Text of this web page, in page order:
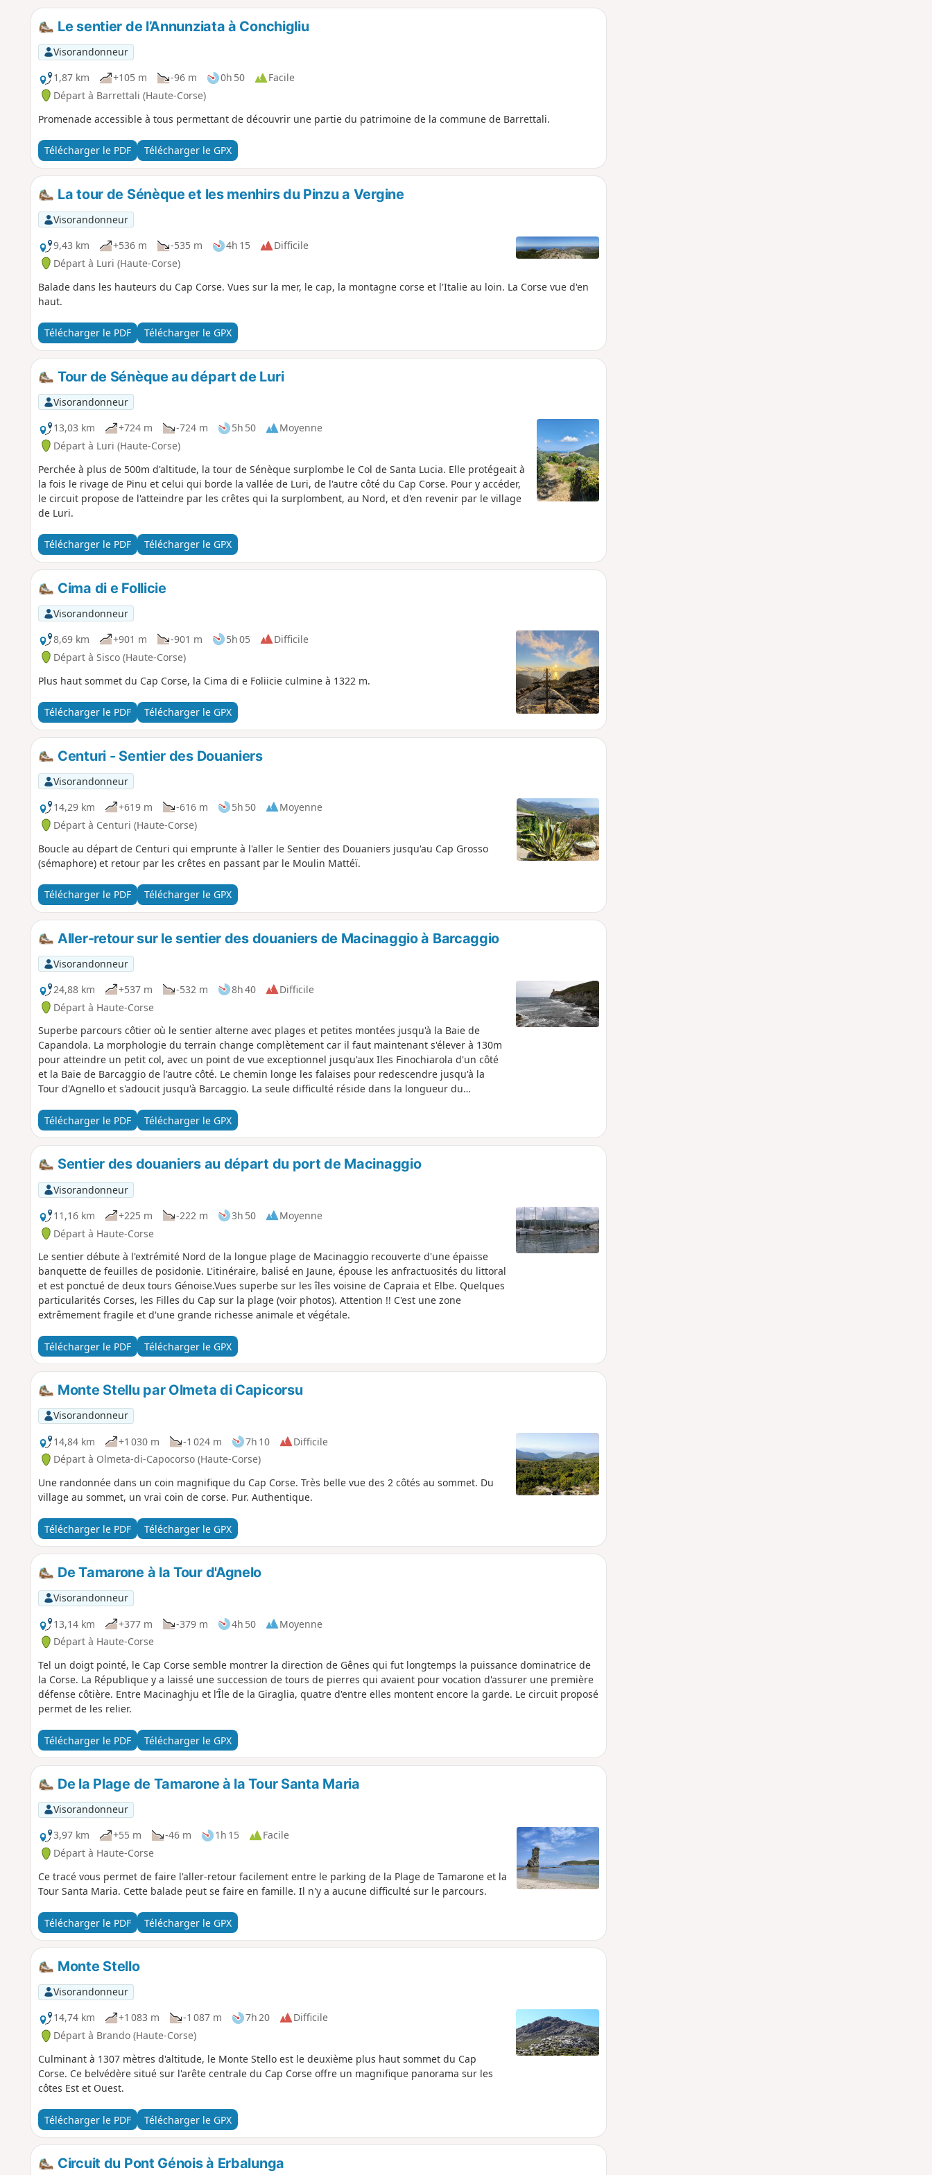
Le sentier de l’Annunziata à Conchigliu
Visorandonneur
1,87 km
+105 m -96 m 0h 50
Facile
Départ à Barrettali (Haute-Corse)
Promenade accessible à tous permettant de découvrir une partie du patrimoine de la commune de Barrettali.
Télécharger le PDF Télécharger le GPX
La tour de Sénèque et les menhirs du Pinzu a Vergine
Visorandonneur
9,43 km
+536 m -535 m 4h 15
Difficile
Départ à Luri (Haute-Corse)
Balade dans les hauteurs du Cap Corse. Vues sur la mer, le cap, la montagne corse et l'Italie au loin. La Corse vue d'en
haut.
Télécharger le PDF Télécharger le GPX
Tour de Sénèque au départ de Luri
Visorandonneur
13,03 km
+724 m -724 m 5h 50
Moyenne
Départ à Luri (Haute-Corse)
Perchée à plus de 500m d'altitude, la tour de Sénèque surplombe le Col de Santa Lucia. Elle protégeait à
la fois le rivage de Pinu et celui qui borde la vallée de Luri, de l'autre côté du Cap Corse. Pour y accéder,
le circuit propose de l'atteindre par les crêtes qui la surplombent, au Nord, et d'en revenir par le village
de Luri.
Télécharger le PDF Télécharger le GPX
Cima di e Follicie
Visorandonneur
8,69 km
+901 m -901 m 5h 05
Difficile
Départ à Sisco (Haute-Corse)
Plus haut sommet du Cap Corse, la Cima di e Foliicie culmine à 1322 m.
Télécharger le PDF Télécharger le GPX
Centuri - Sentier des Douaniers
Visorandonneur
14,29 km
+619 m -616 m 5h 50
Moyenne
Départ à Centuri (Haute-Corse)
Boucle au départ de Centuri qui emprunte à l'aller le Sentier des Douaniers jusqu'au Cap Grosso
(sémaphore) et retour par les crêtes en passant par le Moulin Mattéï.
Télécharger le PDF Télécharger le GPX
Aller-retour sur le sentier des douaniers de Macinaggio à Barcaggio
Visorandonneur
24,88 km
+537 m -532 m 8h 40
Difficile
Départ à Haute-Corse
Superbe parcours côtier où le sentier alterne avec plages et petites montées jusqu'à la Baie de
Capandola. La morphologie du terrain change complètement car il faut maintenant s'élever à 130m
pour atteindre un petit col, avec un point de vue exceptionnel jusqu'aux Iles Finochiarola d'un côté
et la Baie de Barcaggio de l'autre côté. Le chemin longe les falaises pour redescendre jusqu'à la
Tour d'Agnello et s'adoucit jusqu'à Barcaggio. La seule difficulté réside dans la longueur du
Télécharger le PDF
Télécharger le GPX
Sentier des douaniers au départ du port de Macinaggio
Visorandonneur
11,16 km
+225 m -222 m 3h 50
Moyenne
Départ à Haute-Corse
Le sentier débute à l'extrémité Nord de la longue plage de Macinaggio recouverte d'une épaisse
banquette de feuilles de posidonie. L'itinéraire, balisé en Jaune, épouse les anfractuosités du littoral
et est ponctué de deux tours Génoise.Vues superbe sur les îles voisine de Capraia et Elbe. Quelques
particularités Corses, les Filles du Cap sur la plage (voir photos). Attention !! C'est une zone
extrêmement fragile et d'une grande richesse animale et végétale.
Télécharger le PDF Télécharger le GPX
Monte Stellu par Olmeta di Capicorsu
Visorandonneur
14,84 km
+1 030 m -1 024 m 7h 10
Difficile
Départ à Olmeta-di-Capocorso (Haute-Corse)
Une randonnée dans un coin magnifique du Cap Corse. Très belle vue des 2 côtés au sommet. Du
village au sommet, un vrai coin de corse. Pur. Authentique.
Télécharger le PDF Télécharger le GPX
De Tamarone à la Tour d'Agnelo
Visorandonneur
13,14 km
+377 m -379 m 4h 50
Moyenne
Départ à Haute-Corse
Tel un doigt pointé, le Cap Corse semble montrer la direction de Gênes qui fut longtemps la puissance dominatrice de
la Corse. La République y a laissé une succession de tours de pierres qui avaient pour vocation d'assurer une première
défense côtière. Entre Macinaghju et l’Île de la Giraglia, quatre d'entre elles montent encore la garde. Le circuit proposé
permet de les relier.
Télécharger le PDF Télécharger le GPX
De la Plage de Tamarone à la Tour Santa Maria
Visorandonneur
3,97 km
+55 m -46 m 1h 15
Facile
Départ à Haute-Corse
Ce tracé vous permet de faire l'aller-retour facilement entre le parking de la Plage de Tamarone et la
Tour Santa Maria. Cette balade peut se faire en famille. Il n'y a aucune difficulté sur le parcours.
Télécharger le PDF Télécharger le GPX
Monte Stello
Visorandonneur
14,74 km
+1 083 m -1 087 m 7h 20
Difficile
Départ à Brando (Haute-Corse)
Culminant à 1307 mètres d'altitude, le Monte Stello est le deuxième plus haut sommet du Cap
Corse. Ce belvédère situé sur l'arête centrale du Cap Corse offre un magnifique panorama sur les
côtes Est et Ouest.
Télécharger le PDF Télécharger le GPX
Circuit du Pont Génois à Erbalunga